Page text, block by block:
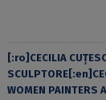
[:ro]CECILIA
WOMEN PAINTERS